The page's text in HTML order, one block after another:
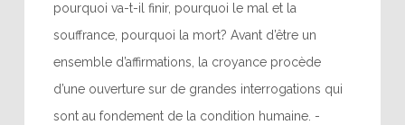
pourquoi va-t-il finir, pourquoi le mal et la
souffrance, pourquoi la mort? Avant d’être un
ensemble d’affirmations, la croyance procède
d’une ouverture sur de grandes interrogations qui
sont au fondement de la condition humaine. -